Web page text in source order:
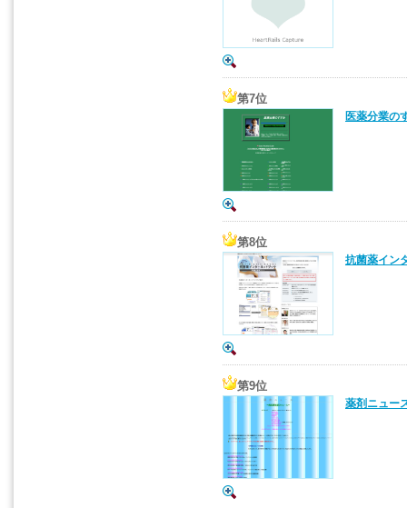
第7位
医薬分業の
第8位
抗菌薬イン
第9位
薬剤ニュー